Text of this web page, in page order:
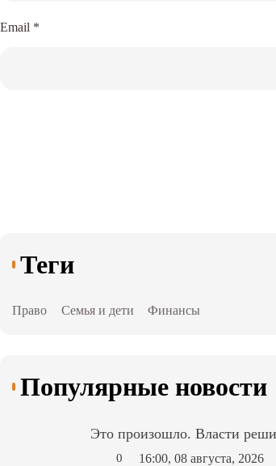
Email *
Теги
Право Семья и дети Финансы
Популярные новости
Это произошло. Власти
0 16:00, 08 августа, 2026